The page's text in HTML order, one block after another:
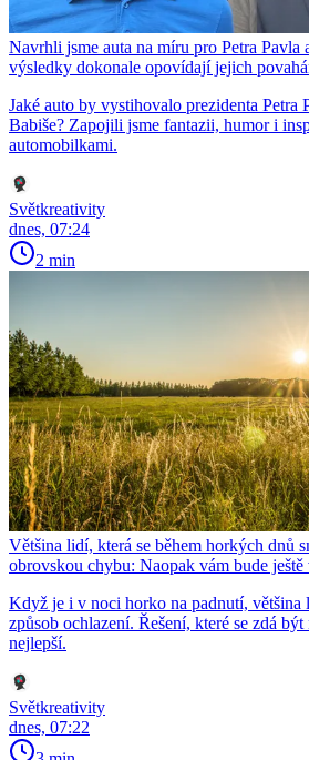
Navrhli jsme auta na míru pro Petra Pavla
výsledky dokonale opovídají jejich
Jaké auto by vystihovalo prezidenta Petra
Babiše? Zapojili jsme fantazii, humor i
automobilkami.
Světkreativity
dnes, 07:24
2 min
Většina lidí, která se během horkých dnů
obrovskou chybu: Naopak vám bude ještě
Když je i v noci horko na padnutí, většina
způsob ochlazení. Řešení, které se zdá
nejlepší.
Světkreativity
dnes, 07:22